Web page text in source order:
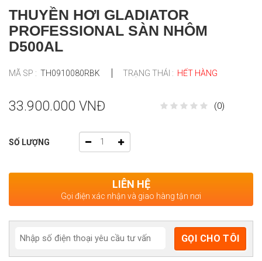
THUYỀN HƠI GLADIATOR
PROFESSIONAL SÀN NHÔM
D500AL
MÃ SP : TH0910080RBK TRẠNG THÁI : HẾT HÀNG
33.900.000 VNĐ (0)
SỐ LƯỢNG
LIÊN HỆ
Gọi điện xác nhận và giao hàng tận nơi